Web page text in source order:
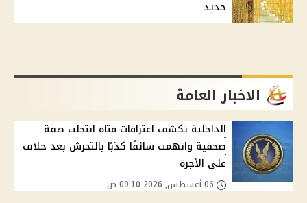
جديد
الاخبار العامة
الداخلية تكشف اعترافات فتاة انتحلت صفة
صحفية واتهمت سائقًا كذبًا بالتحرش بعد خلاف
على الأجرة